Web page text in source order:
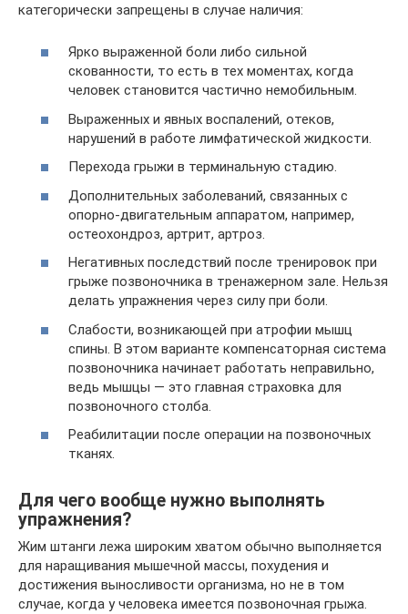
категорически запрещены в случае наличия:
Ярко выраженной боли либо сильной
скованности, то есть в тех моментах, когда
человек становится частично немобильным.
Выраженных и явных воспалений, отеков,
нарушений в работе лимфатической жидкости.
Перехода грыжи в терминальную стадию.
Дополнительных заболеваний, связанных с
опорно-двигательным аппаратом, например,
остеохондроз, артрит, артроз.
Негативных последствий после тренировок при
грыже позвоночника в тренажерном зале. Нельзя
делать упражнения через силу при боли.
Слабости, возникающей при атрофии мышц
спины. В этом варианте компенсаторная система
позвоночника начинает работать неправильно,
ведь мышцы — это главная страховка для
позвоночного столба.
Реабилитации после операции на позвоночных
тканях.
Для чего вообще нужно выполнять
упражнения?
Жим штанги лежа широким хватом обычно выполняется
для наращивания мышечной массы, похудения и
достижения выносливости организма, но не в том
случае, когда у человека имеется позвоночная грыжа.